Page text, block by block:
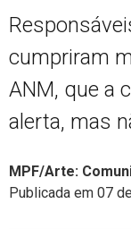
cumpriram
ANM, que a
alerta, mas
MPF/Arte:
Publicada em 07